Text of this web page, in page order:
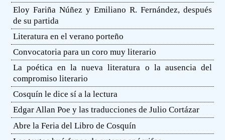
Eloy Fariña Núñez y Emiliano R. Fernández, después
de su partida
Literatura en el verano porteño
Convocatoria para un coro muy literario
La poética en la nueva literatura o la ausencia del
compromiso literario
Cosquín le dice sí a la lectura
Edgar Allan Poe y las traducciones de Julio Cortázar
Abre la Feria del Libro de Cosquín